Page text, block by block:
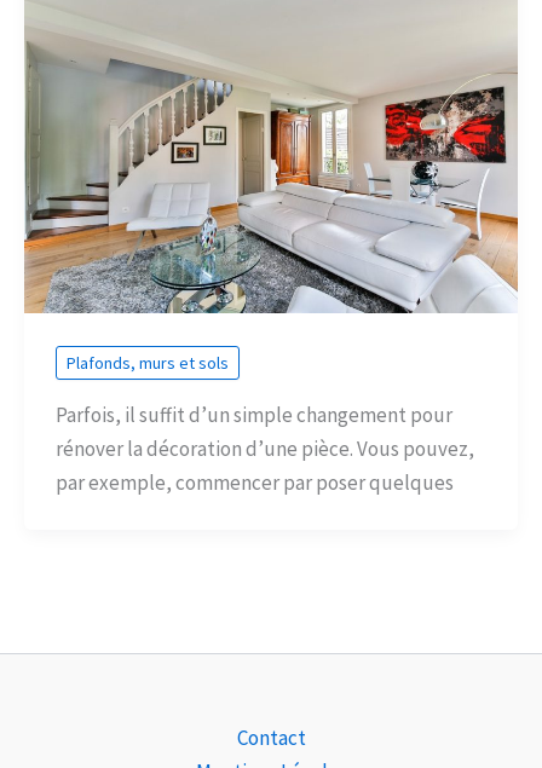
Plafonds, murs et sols
Parfois, il suffit d’un simple changement pour
rénover la décoration d’une pièce. Vous pouvez,
par exemple, commencer par poser quelques
Contact